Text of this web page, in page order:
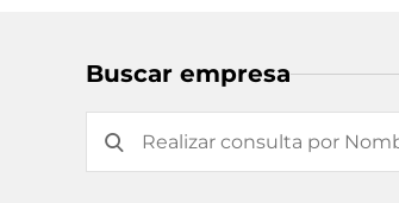
Buscar empresa